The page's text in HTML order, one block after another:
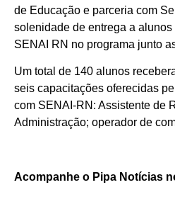
de Educação e parceria com
solenidade de entrega a
SENAI RN no programa junto
Um total de 140 alunos
seis capacitações oferecidas
com SENAI-RN: Assistente de
Administração; operador de
Acompanhe o Pipa Notícias